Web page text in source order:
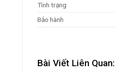
Tình trạng
Bảo hành
Bài Viết Liên Quan: